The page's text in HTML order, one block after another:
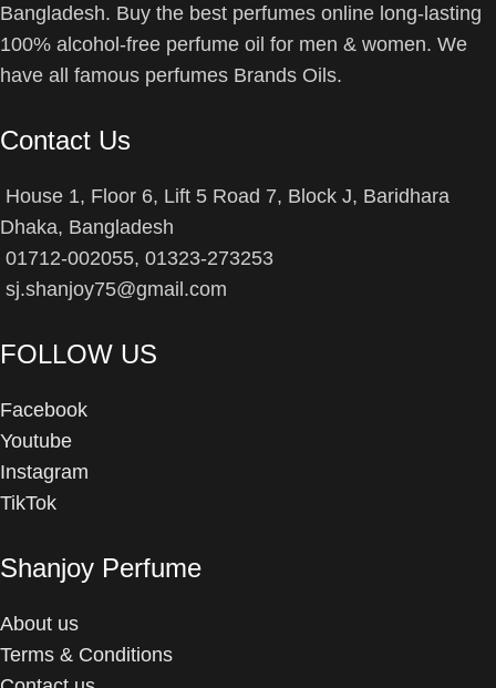
Bangladesh. Buy the best perfumes online long-lasting
100% alcohol-free perfume oil for men & women. We
have all famous perfumes Brands Oils.
Contact Us
House 1, Floor 6, Lift 5 Road 7, Block J, Baridhara
Dhaka, Bangladesh
01712-002055, 01323-273253
sj.shanjoy75@gmail.com
FOLLOW US
Facebook
Youtube
Instagram
TikTok
Shanjoy Perfume
About us
Terms & Conditions